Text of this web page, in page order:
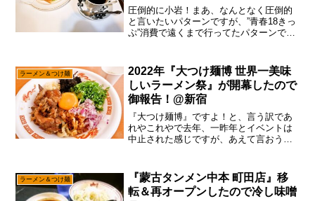
圧倒的に小岩！まあ、なんとなく圧倒的
と言いたいパターンですが、”青春18きっ
ぷ”消費で遠くまで行ってたパターンで御
るのが魅力なのですが、あえて言おう！
「冬に買うの...
ラーメン＆つけ麺
2022年『大つけ麺博 世界一美味
しいラーメン祭』が開幕したので
御報告！@新宿
『大つけ麺博』ですよ！と、言う訳であ
れやこれやで去年、一昨年とイベントは
中止された感じですが、あえて言おう！
えば、どうと言う事は無いかもですの
で、とりあえず初日から攻...
ラーメン＆つけ麺
『蒙古タンメン中本 町田店』移
転＆再オープンしたので冷し味噌